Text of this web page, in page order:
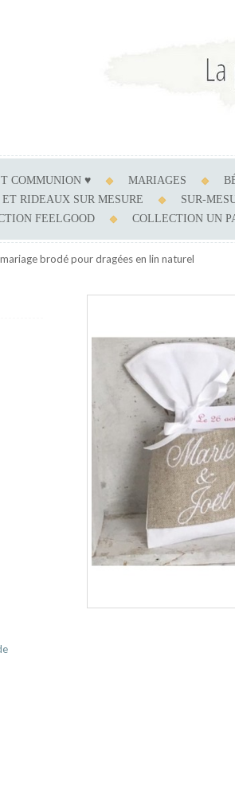
COMMUNION ♥ MARIAGES
RIDEAUX SUR MESURE
SUR-
FEELGOOD
COLLECTION UN
brodé pour dragées en lin naturel